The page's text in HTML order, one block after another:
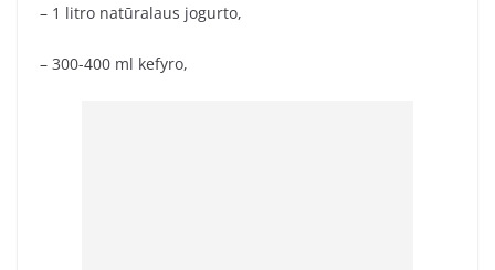
– 1 litro natūralaus jogurto,
– 300-400 ml kefyro,